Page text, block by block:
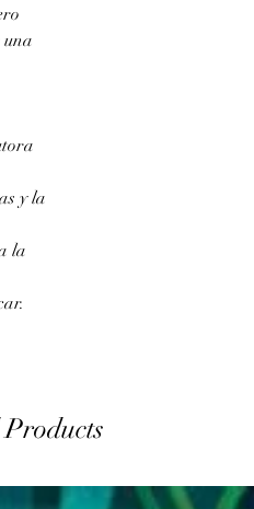
una
y la
la